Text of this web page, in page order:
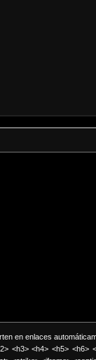
en enlaces
<h3> <h4> <h5>